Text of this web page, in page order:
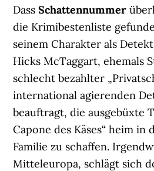
DassSchattennummer
die Krimibestenliste
seinem Charakter als
Hicks McTaggart, ehemals
schlecht bezahlter
international agierenden
beauftragt, die ausgebüxte
Capone des Käses“ heim in
Familie zu schaffen.
Mitteleuropa, schlägt sich